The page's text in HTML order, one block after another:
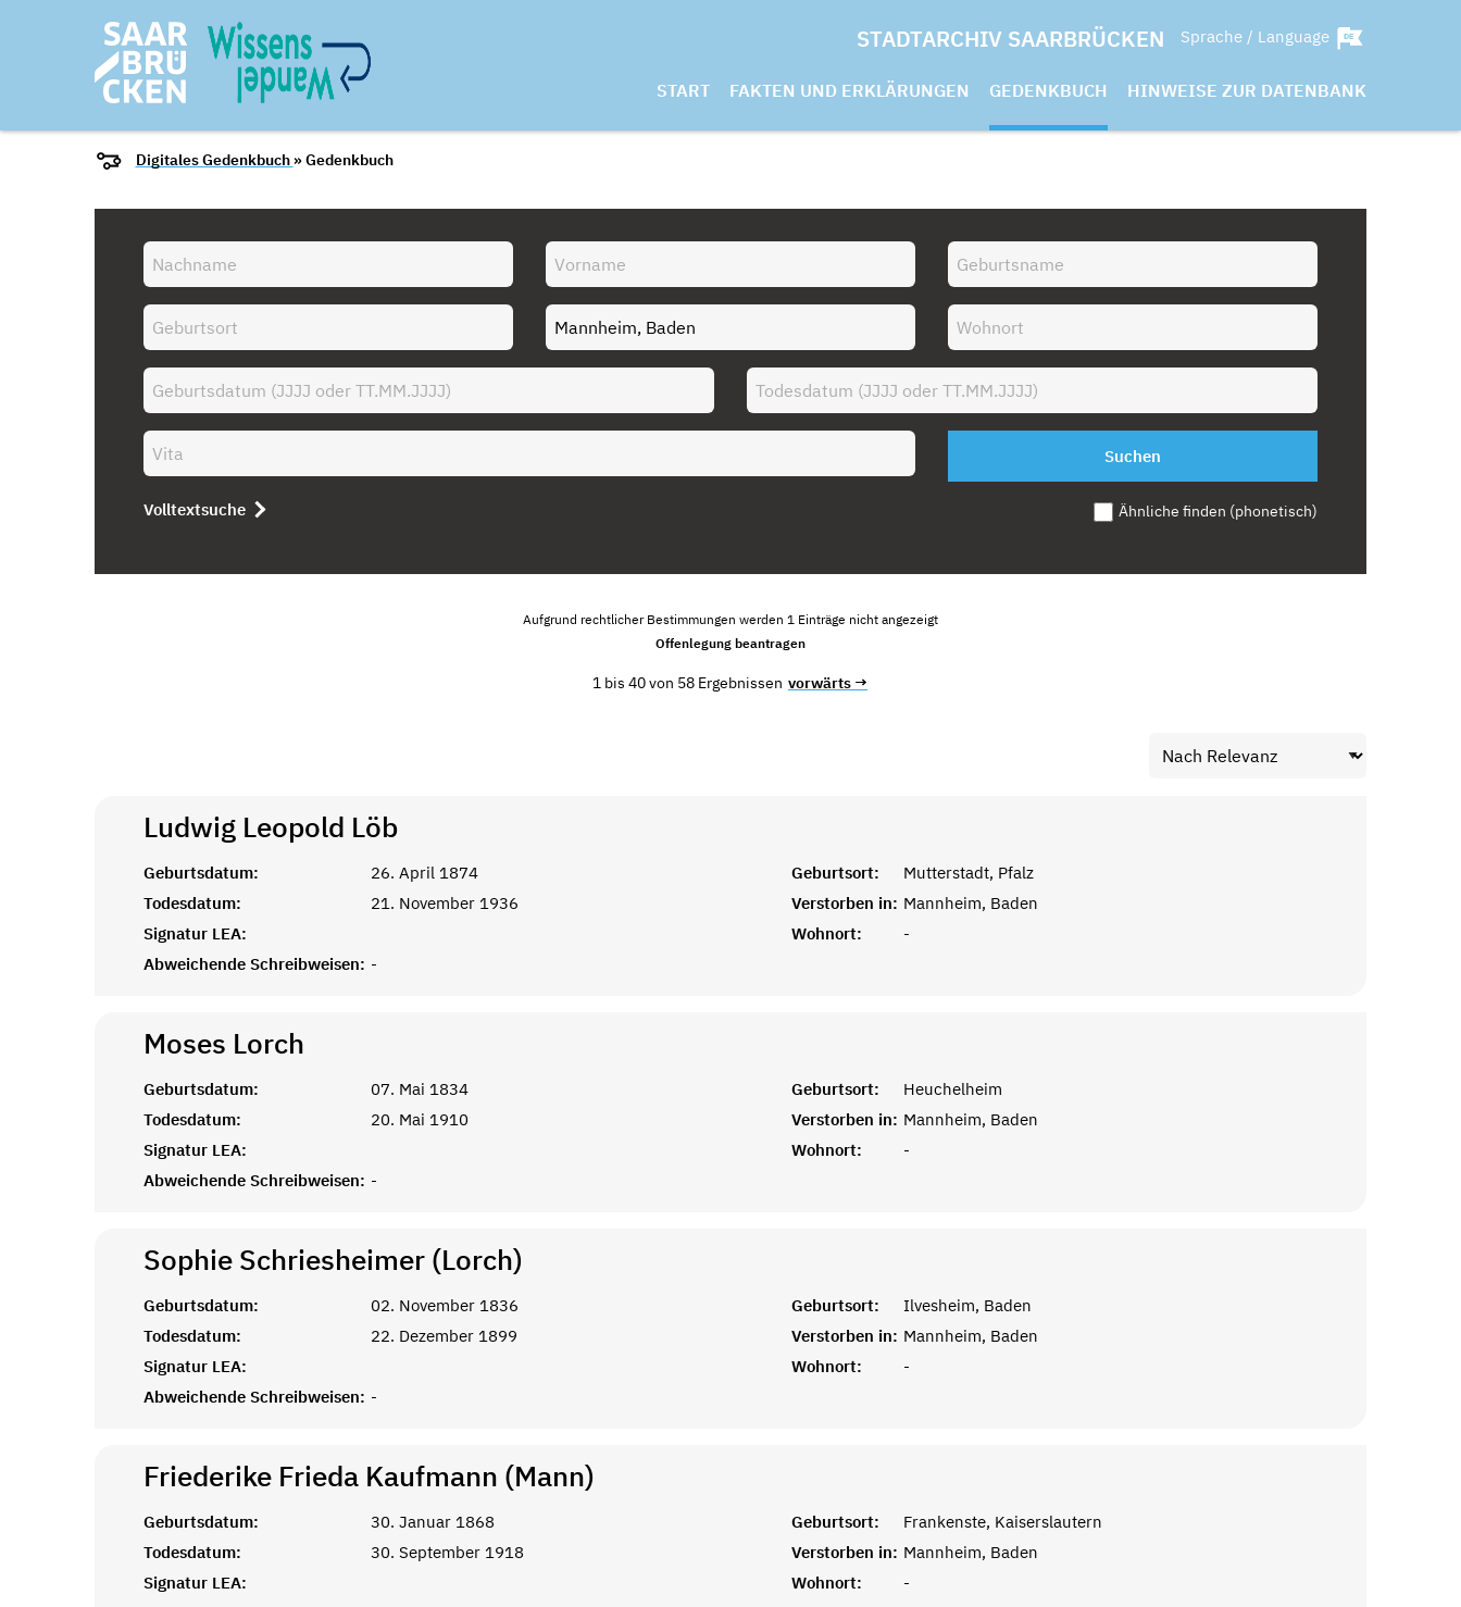
STADTARCHIV SAARBRÜCKEN Sprache / Language
START FAKTEN UND ERKLÄRUNGEN GEDENKBUCH HINWEISE ZUR DATENBANK
Digitales Gedenkbuch » Gedenkbuch
Suchen
Volltextsuche Ähnliche finden (phonetisch)
Aufgrund rechtlicher Bestimmungen werden 1 Einträge nicht angezeigt
Offenlegung beantragen
1 bis 40 von 58 Ergebnissen vorwärts →
Ludwig Leopold Löb
Geburtsdatum: 26. April 1874 Geburtsort:
Mutterstadt, Pfalz
Todesdatum:
21. November 1936 Verstorben in: Mannheim, Baden
Signatur LEA:
Wohnort:
-
Abweichende Schreibweisen: -
Moses Lorch
Geburtsdatum: 07. Mai 1834 Geburtsort:
Heuchelheim
Todesdatum:
20. Mai 1910 Verstorben in: Mannheim, Baden
Signatur LEA:
Wohnort:
-
Abweichende Schreibweisen: -
Sophie Schriesheimer (Lorch)
Geburtsdatum: 02. November 1836 Geburtsort:
Ilvesheim, Baden
Todesdatum:
22. Dezember 1899 Verstorben in: Mannheim, Baden
Signatur LEA:
Wohnort:
-
Abweichende Schreibweisen: -
Friederike Frieda Kaufmann (Mann)
Geburtsdatum: 30. Januar 1868 Geburtsort:
Frankenste, Kaiserslautern
Todesdatum:
30. September 1918 Verstorben in: Mannheim, Baden
Signatur LEA:
Wohnort:
-